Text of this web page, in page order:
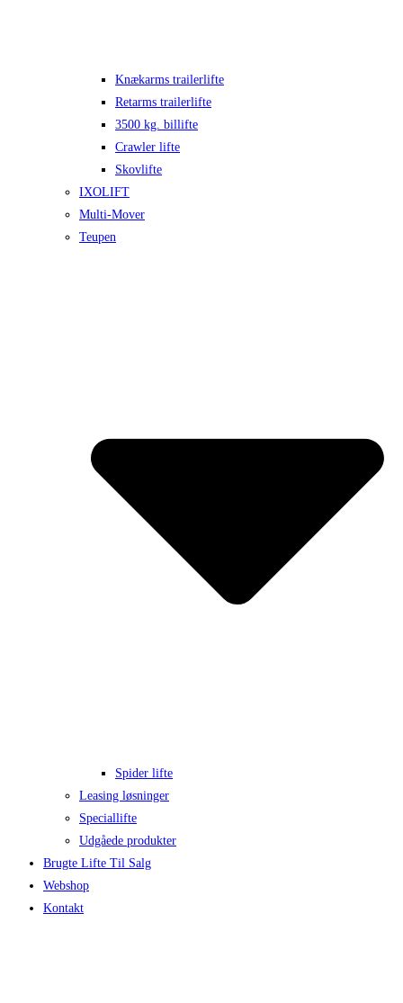
Knækarms trailerlifte
Retarms trailerlifte
3500 kg. billifte
Crawler lifte
Skovlifte
IXOLIFT
Multi-Mover
Teupen
Spider lifte
Leasing løsninger
Speciallifte
Udgåede produkter
Brugte Lifte Til Salg
Webshop
Kontakt